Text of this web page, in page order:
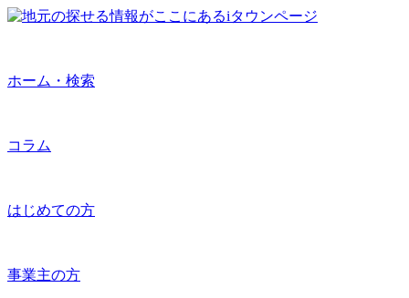
ホーム・検索
コラム
はじめての方
事業主の方